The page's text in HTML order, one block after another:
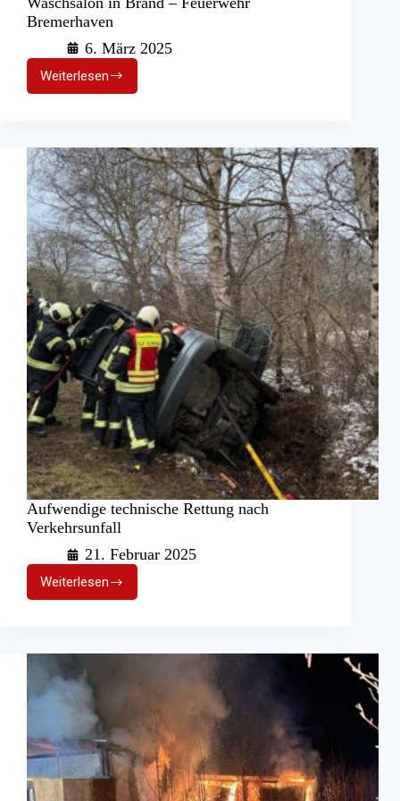
Bremerhaven
6. März 2025
WeiterlesenWaschsalon
in
Feuerwehr
Bremerhaven
Aufwendige technische Rettung nach
Verkehrsunfall
21. Februar 2025
WeiterlesenAufwendige
technische
Verkehrsunfall